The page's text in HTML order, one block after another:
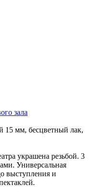
зала
15 мм, бесцветный лак,
украшена резьбой. 3
Универсальная
выступления и